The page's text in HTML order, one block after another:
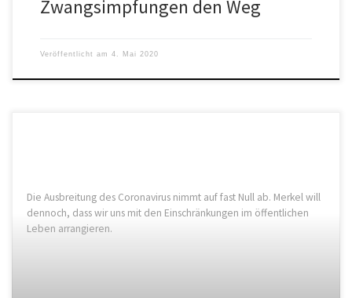
Zwangsimpfungen den Weg
Veröffentlicht am 4. Mai 2020
Die Ausbreitung des Coronavirus nimmt auf fast Null ab. Merkel will
dennoch, dass wir uns mit den Einschränkungen im öffentlichen
Leben arrangieren.